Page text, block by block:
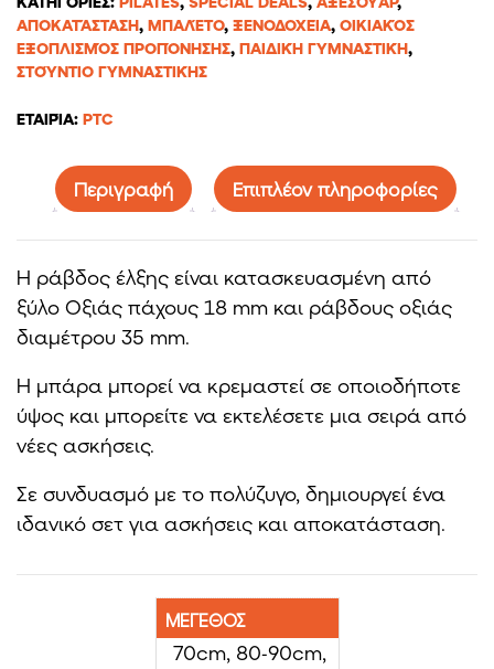
ΑΠΟΚΑΤΆΣΤΑΣΗ, ΜΠΑΛΈΤΟ, ΞΕΝΟΔΟΧΕΊΑ, ΟΙΚΙΑΚΌΣ
ΕΞΟΠΛΙΣΜΌΣ ΠΡΟΠΌΝΗΣΗΣ, ΠΑΙΔΙΚΉ ΓΥΜΝΑΣΤΙΚΉ,
ΣΤΟΎΝΤΙΟ ΓΥΜΝΑΣΤΙΚΉΣ
ΕΤΑΙΡΊΑ: PTC
Περιγραφή Επιπλέον πληροφορίες
Η ράβδος έλξης είναι κατασκευασμένη από
ξύλο Οξιάς πάχους 18 mm και ράβδους οξιάς
διαμέτρου 35 mm.
Η μπάρα μπορεί να κρεμαστεί σε οποιοδήποτε
ύψος και μπορείτε να εκτελέσετε μια σειρά από
νέες ασκήσεις.
Σε συνδυασμό με το πολύζυγο, δημιουργεί ένα
ιδανικό σετ για ασκήσεις και αποκατάσταση.
ΜΕΓΕΘΟΣ
70cm, 80-90cm,